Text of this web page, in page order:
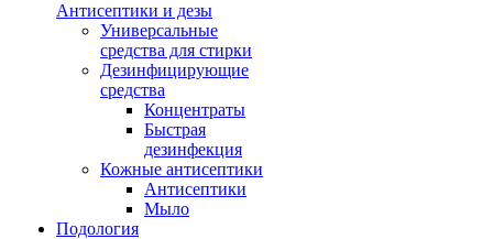
Антисептики и дезы
Универсальные
средства для стирки
Дезинфицирующие
средства
Концентраты
Быстрая
дезинфекция
Кожные антисептики
Антисептики
Мыло
Подология